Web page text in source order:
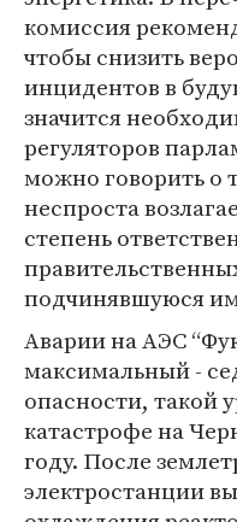
комиссия
чтобы снизить
инцидентов в
значится
регуляторов
можно говорить о
неспроста
степень
подчинявшуюся
Аварии на АЭС
максимальный -
опасности, такой
катастрофе на
году. После
электростанции